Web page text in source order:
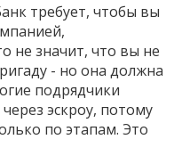
требует, чтобы вы
не значит, что вы не
- но она должна
подрядчики
эскроу, потому
по этапам. Это